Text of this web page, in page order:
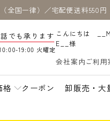
全国一律）／宅配便送料550
でも承ります
10:00-19:00 火曜定
こんにちは
E__様
会社案内 ご利用
格 クーポン 卸販売・大